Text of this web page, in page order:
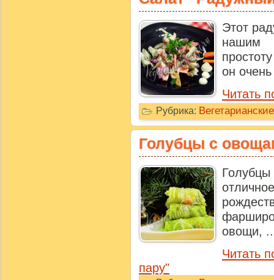
Этот
нашим
он
Читать
Рубрика:
Голубцы с
овощи,
Читать
пару"